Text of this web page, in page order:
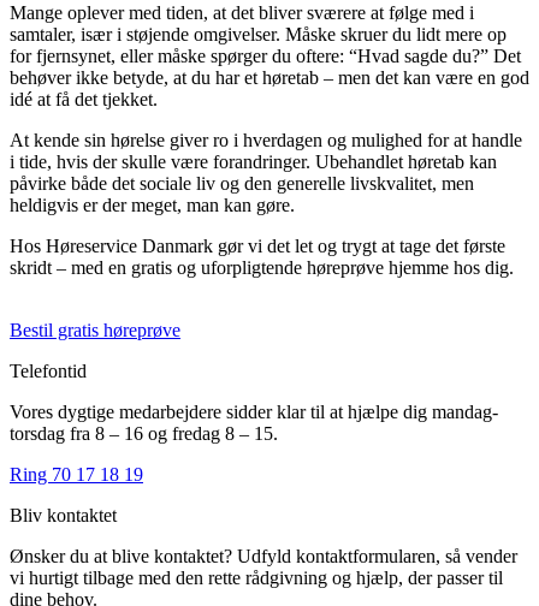
Mange oplever med tiden, at det bliver sværere at følge med i
samtaler, især i støjende omgivelser. Måske skruer du lidt mere op
for fjernsynet, eller måske spørger du oftere: “Hvad sagde du?” Det
behøver ikke betyde, at du har et høretab – men det kan være en god
idé at få det tjekket.
At kende sin hørelse giver ro i hverdagen og mulighed for at handle
i tide, hvis der skulle være forandringer. Ubehandlet høretab kan
påvirke både det sociale liv og den generelle livskvalitet, men
heldigvis er der meget, man kan gøre.
Hos Høreservice Danmark gør vi det let og trygt at tage det første
skridt – med en gratis og uforpligtende høreprøve hjemme hos dig.
Bestil gratis høreprøve
Telefontid
Vores dygtige medarbejdere sidder klar til at hjælpe dig mandag-
torsdag fra 8 – 16 og fredag 8 – 15.
Ring 70 17 18 19
Bliv kontaktet
Ønsker du at blive kontaktet? Udfyld kontaktformularen, så vender
vi hurtigt tilbage med den rette rådgivning og hjælp, der passer til
dine behov.